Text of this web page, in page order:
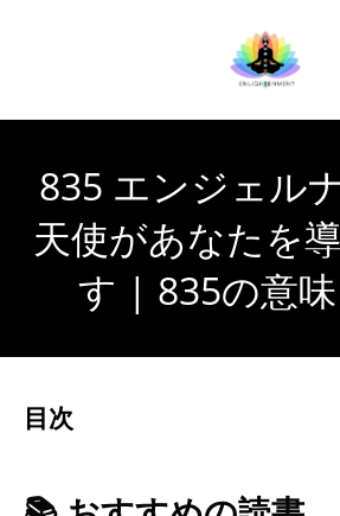
835 エンジェル
天使があなたを
す | 835の意
目次